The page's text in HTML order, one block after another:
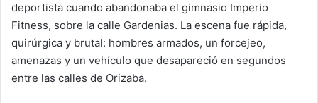
deportista cuando abandonaba el gimnasio Imperio
Fitness, sobre la calle Gardenias. La escena fue rápida,
quirúrgica y brutal: hombres armados, un forcejeo,
amenazas y un vehículo que desapareció en segundos
entre las calles de Orizaba.